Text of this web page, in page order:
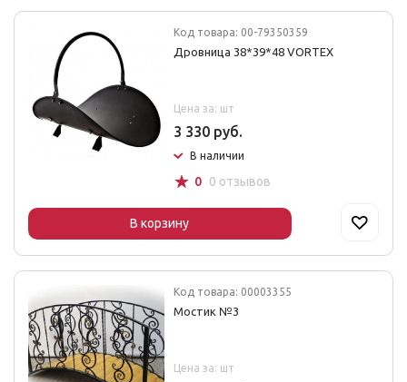
Код товара: 00-79350359
Дровница 38*39*48 VORTEX
Цена за: шт
3 330 руб.
В наличии
☆ 0 0 отзывов
В корзину
Код товара: 00003355
Мостик №3
Цена за: шт